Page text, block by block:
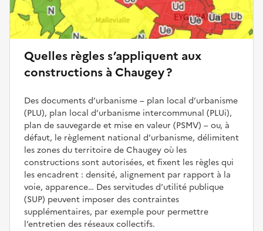
Quelles règles s’appliquent aux
constructions à Chaugey ?
Des documents d’urbanisme – plan local d’urbanisme
(PLU), plan local d’urbanisme intercommunal (PLUi),
plan de sauvegarde et mise en valeur (PSMV) – ou, à
défaut, le règlement national d’urbanisme, délimitent
les zones du territoire de Chaugey où les
constructions sont autorisées, et fixent les règles qui
les encadrent : densité, alignement par rapport à la
voie, apparence… Des servitudes d’utilité publique
(SUP) peuvent imposer des contraintes
supplémentaires, par exemple pour permettre
l’entretien des réseaux collectifs.